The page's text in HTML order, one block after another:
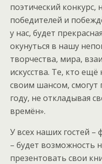
поэтический конкурс,
победителей и
у нас, будет
окунуться в нашу
творчества, мира,
искусства. Те, кто ещё
своим шансом,
году, не откладывая
времён».
У всех наших гостей
– будет возможность
презентовать свои